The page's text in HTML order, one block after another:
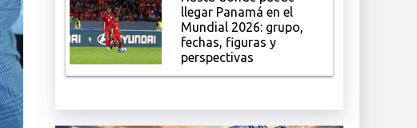
llegar Panamá en el
Mundial 2026: grupo,
fechas, figuras y
perspectivas